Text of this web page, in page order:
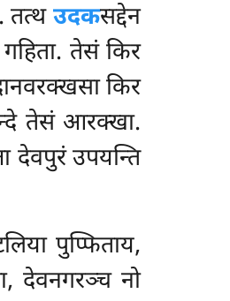
तत्थउदकसद्देन
तेसं किर
किर
तेसं आरक्खा.
देवपुरं उपयन्ति
पुप्फिताय,
देवनगरञ्च नो